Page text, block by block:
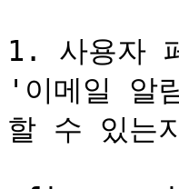
1. 사용자
'이메일 알
할 수 있는